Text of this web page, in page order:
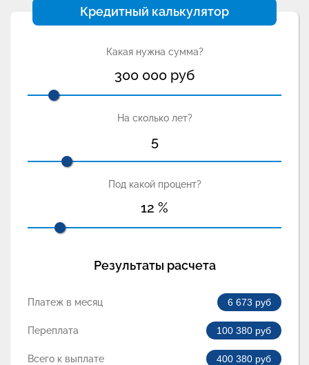
Кредитный калькулятор
Какая нужна сумма?
300 000 руб
На сколько лет?
5
Под какой процент?
12 %
Результаты расчета
Платеж в месяц 6 673 руб
Переплата 100 380 руб
Всего к выплате 400 380 руб